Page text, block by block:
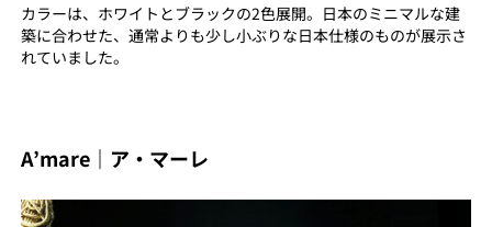
カラーは、ホワイトとブラックの2色展開。日本のミニマルな建
築に合わせた、通常よりも少し小ぶりな日本仕様のものが展示さ
れていました。
A’mare｜ア・マーレ